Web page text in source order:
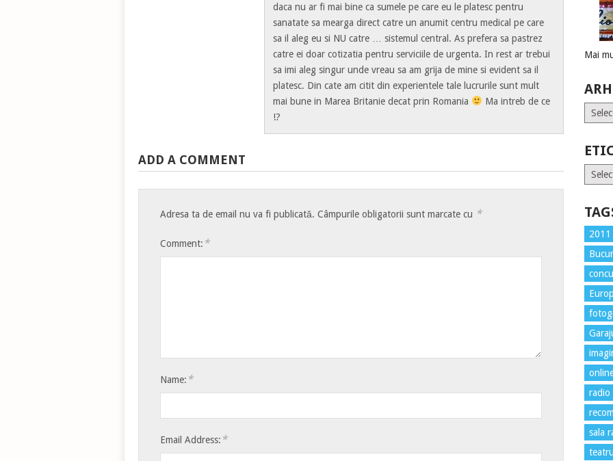
daca nu ar fi mai bine ca sumele pe care eu le platesc pentru
sanatate sa mearga direct catre un anumit centru medical pe care
sa il aleg eu si NU catre … sistemul central. As prefera sa pastrez
catre ei doar cotizatia pentru serviciile de urgenta. In rest ar trebui
sa imi aleg singur unde vreau sa am grija de mine si evident sa il
platesc. Din cate am citit din experientele tale lucrurile sunt mult
mai bune in Marea Britanie decat prin Romania
Ma intreb de ce
!?
ADD A COMMENT
Adresa ta de email nu va fi publicată. Câmpurile obligatorii sunt marcate cu *
Comment: *
Name: *
Email Address: *
Mai
Arhive
2011
radio
sala